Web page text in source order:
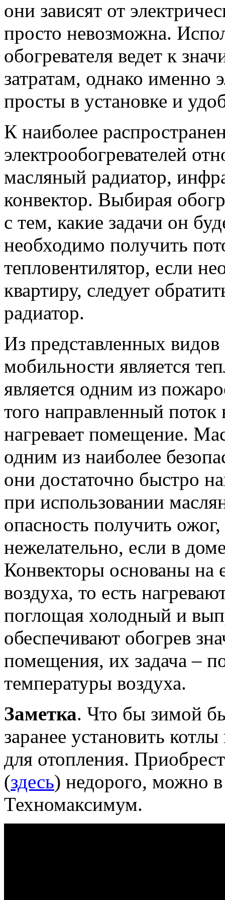
они зависят от
просто невозможна.
обогревателя ведет к
затратам, однако именно
просты в установке и
К наиболее
электрообогревателей
масляный радиатор,
конвектор. Выбирая
с тем, какие задачи он
необходимо получить
тепловентилятор, если
квартиру, следует
радиатор.
Из представленных
мобильности является
является одним из
того направленный поток
нагревает помещение.
одним из наиболее
они достаточно быстро
при использовании
опасность получить
нежелательно, если в
Конвекторы основаны на
воздуха, то есть
поглощая холодный и
обеспечивают обогрев
помещения, их задача –
температуры воздуха.
Заметка. Что бы зимой
заранее установить
для отопления.
(здесь) недорого, можно
Техномаксимум.